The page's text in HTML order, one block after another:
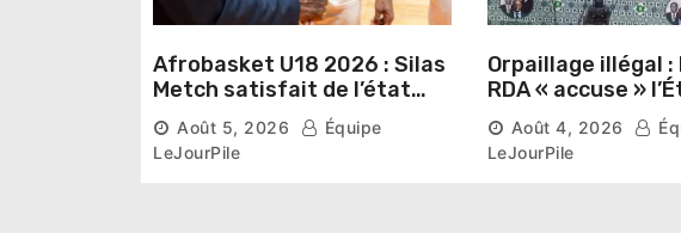
Afrobasket U18 2026 : Silas
Metch satisfait de l’état
des infrastructures et
ambitieux pour les
Éléphants
Août 5, 2026
Équipe
LeJourPile
Orpaillage illégal :
RDA « accuse » l’État de
laisser prospérer
désastre national
Août 4, 2026
LeJourPile